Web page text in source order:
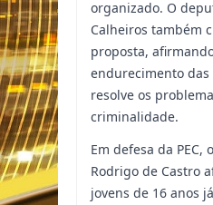
organizado. O
Calheiros também
proposta,
endurecimento
resolve os
criminalidade.
Em defesa da PEC,
Rodrigo de Castro
jovens de 16 anos